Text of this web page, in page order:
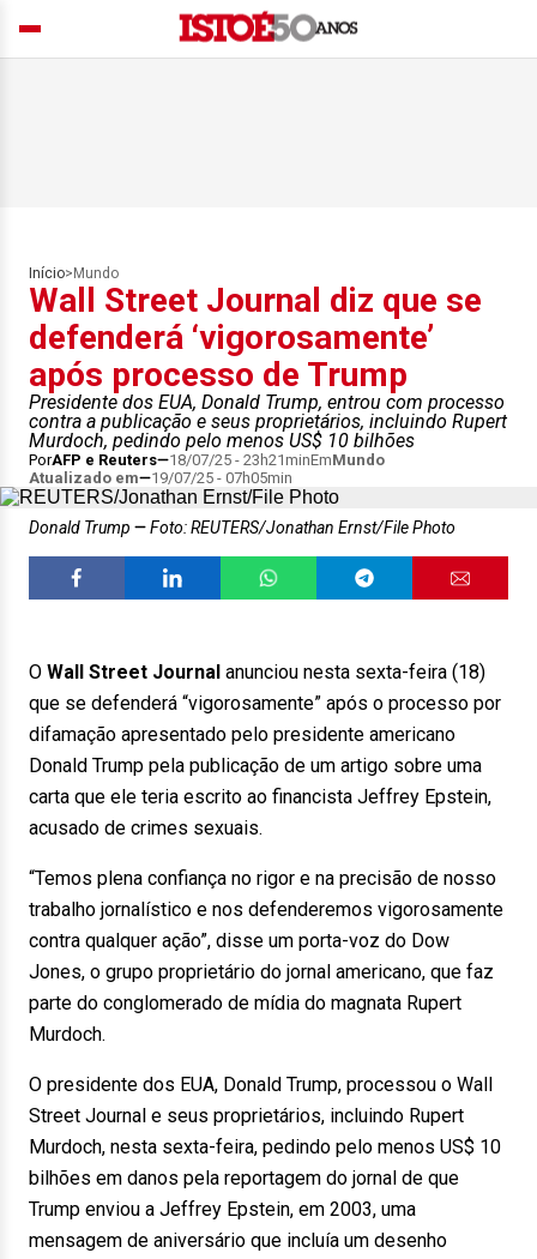
Início> Mundo
Wall Street Journal diz que se
defenderá ‘vigorosamente’
após processo de Trump
Presidente dos EUA, Donald Trump, entrou com processo
contra a publicação e seus proprietários, incluindo Rupert
Murdoch, pedindo pelo menos US$ 10 bilhões
PorAFP e Reuters 18/07/25 - 23h21minEmMundo
Atualizado em
19/07/25 - 07h05min
Donald Trump Foto: REUTERS/Jonathan Ernst/File Photo
O Wall Street Journal anunciou nesta sexta-feira (18)
que se defenderá “vigorosamente” após o processo por
difamação apresentado pelo presidente americano
Donald Trump pela publicação de um artigo sobre uma
carta que ele teria escrito ao financista Jeffrey Epstein,
acusado de crimes sexuais.
“Temos plena confiança no rigor e na precisão de nosso
trabalho jornalístico e nos defenderemos vigorosamente
contra qualquer ação”, disse um porta-voz do Dow
Jones, o grupo proprietário do jornal americano, que faz
parte do conglomerado de mídia do magnata Rupert
Murdoch.
O presidente dos EUA, Donald Trump, processou o Wall
Street Journal e seus proprietários, incluindo Rupert
Murdoch, nesta sexta-feira, pedindo pelo menos US$ 10
bilhões em danos pela reportagem do jornal de que
Trump enviou a Jeffrey Epstein, em 2003, uma
mensagem de aniversário que incluía um desenho